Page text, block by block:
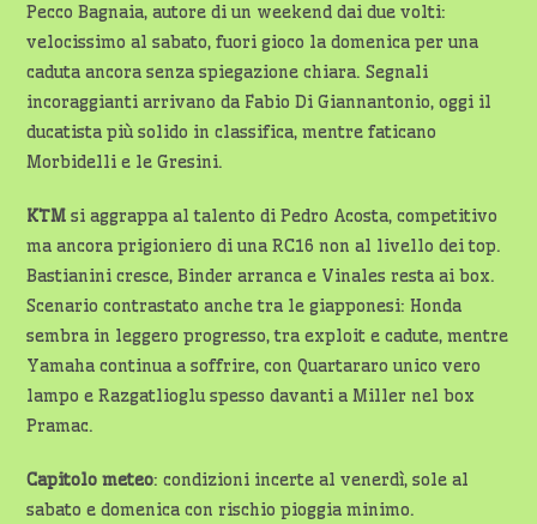
Pecco Bagnaia, autore di un weekend dai due volti:
velocissimo al sabato, fuori gioco la domenica per una
caduta ancora senza spiegazione chiara. Segnali
incoraggianti arrivano da Fabio Di Giannantonio, oggi il
ducatista più solido in classifica, mentre faticano
Morbidelli e le Gresini.
KTMsi aggrappa al talento di Pedro Acosta, competitivo
ma ancora prigioniero di una RC16 non al livello dei top.
Bastianini cresce, Binder arranca e Vinales resta ai box.
Scenario contrastato anche tra le giapponesi: Honda
sembra in leggero progresso, tra exploit e cadute, mentre
Yamaha continua a soffrire, con Quartararo unico vero
lampo e Razgatlioglu spesso davanti a Miller nel box
Pramac.
Capitolo meteo: condizioni incerte al venerdì, sole al
sabato e domenica con rischio pioggia minimo.